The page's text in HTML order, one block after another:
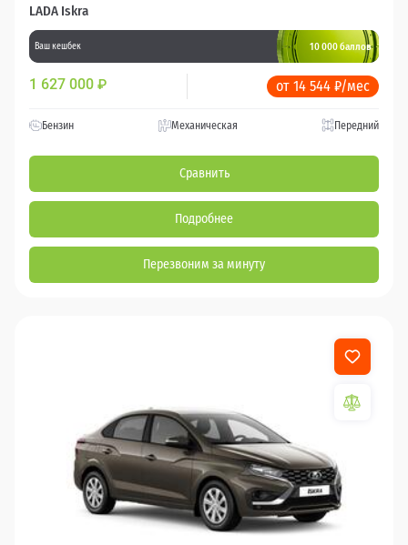
LADA Iskra
Ваш кешбек 10 000 баллов
1 627 000 ₽ от 14 544 ₽/мес
Бензин Механическая Передний
Сравнить
Подробнее
Перезвоним за минуту